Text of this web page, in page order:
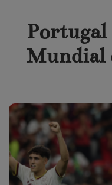
Portugal
Mundial